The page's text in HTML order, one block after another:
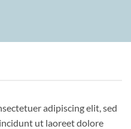
adipiscing elit, sed
ut laoreet dolore